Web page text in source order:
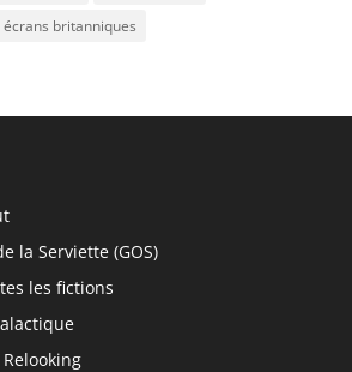
écrans britanniques
la Serviette (GOS)
les fictions